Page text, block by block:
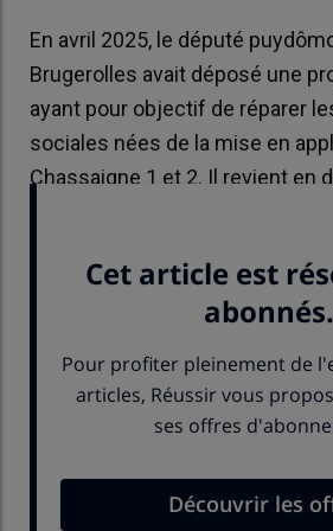
En avril 2025, le député
Brugerolles avait déposé une
ayant pour objectif de réparer
sociales nées de la mise en
Chassaigne 1 et 2. Il revient en